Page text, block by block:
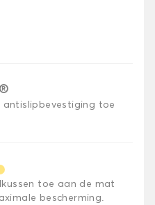
toe
toe aan de mat
bescherming.